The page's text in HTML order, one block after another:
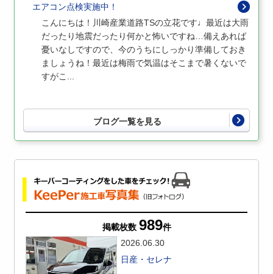
エアコン点検実施中！
こんにちは！川崎産業道路TSの立花です♩最近は大雨
だったり地震だったり何かと怖いですね…備えあれば
憂いなしですので、今のうちにしっかり準備しておき
ましょうね！最近は梅雨で気温はそこまで暑くないで
すがこ...
ブログ一覧を見る
掲載枚数 989件
2026.06.30
日産・セレナ